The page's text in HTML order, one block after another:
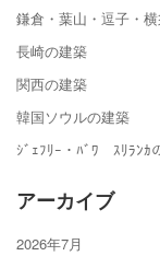
鎌倉・葉山・逗子・
長崎の建築
関西の建築
韓国ソウルの建築
ｼﾞｪﾌﾘｰ・ﾊﾞﾜ ｽﾘﾗﾝｶ
アーカイブ
2026年7月